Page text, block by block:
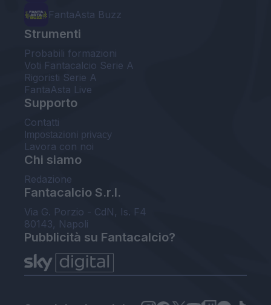
FantaAsta Buzz
Strumenti
Probabili formazioni
Voti Fantacalcio Serie A
Rigoristi Serie A
FantaAsta Live
Supporto
Contatti
Impostazioni privacy
Lavora con noi
Chi siamo
Redazione
Fantacalcio S.r.l.
Via G. Porzio - CdN, Is. F4
80143, Napoli
Pubblicità su Fantacalcio?